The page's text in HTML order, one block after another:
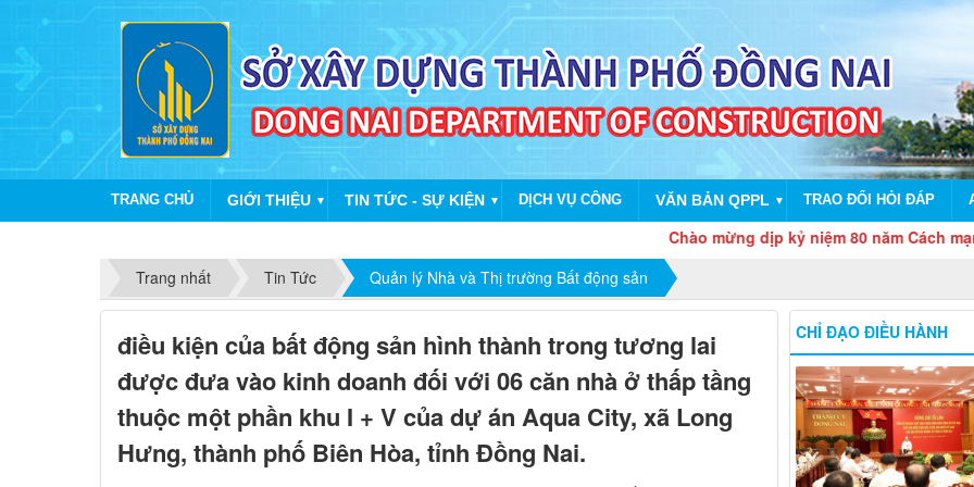
TRANG CHỦ GIỚI THIỆU ▼ TIN TỨC - SỰ KIỆN ▼ DỊCH VỤ CÔNG VĂN BẢN QPPL ▼ TRAO ĐỔI HỎI ĐÁP
Chào mừng dịp kỷ niệm 80 năm Cách mạng
Trang nhất
Tin Tức Quản lý Nhà và Thị trường Bất động sản
điều kiện của bất động sản hình thành trong tương lai
được đưa vào kinh doanh đối với 06 căn nhà ở thấp tầng
thuộc một phần khu I + V của dự án Aqua City, xã Long
Hưng, thành phố Biên Hòa, tỉnh Đồng Nai.
CHỈ ĐẠO ĐIỀU HÀNH